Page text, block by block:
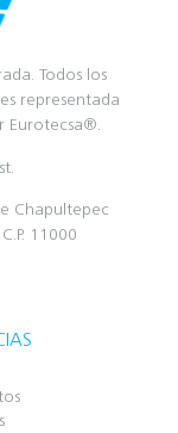
Todos los
representada
Eurotecsa®.
Chapultepec
11000